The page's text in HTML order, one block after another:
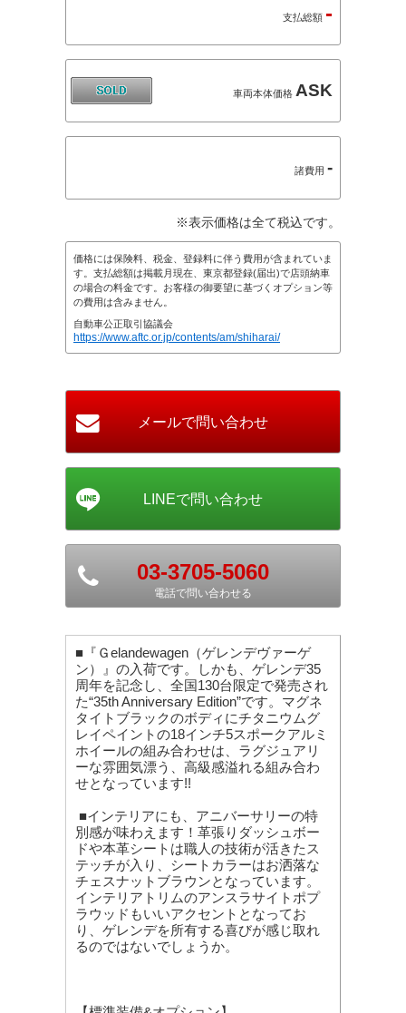
支払総額 -
車両本体価格 ASK
諸費用 -
※表示価格は全て税込です。
価格には保険料、税金、登録料に伴う費用が含まれていま
す。支払総額は掲載月現在、東京都登録(届出)で店頭納車
の場合の料金です。お客様の御要望に基づくオプション等
の費用は含みません。
自動車公正取引協議会
https://www.aftc.or.jp/contents/am/shiharai/
03-3705-5060
電話で問い合わせる
■『Ｇelandewagen（ゲレンデヴァーゲ
ン）』の入荷です。しかも、ゲレンデ35
周年を記念し、全国130台限定で発売され
た“35th Anniversary Edition”です。マグネ
タイトブラックのボディにチタニウムグ
レイペイントの18インチ5スポークアルミ
ホイールの組み合わせは、ラグジュアリ
ーな雰囲気漂う、高級感溢れる組み合わ
せとなっています!!
■インテリアにも、アニバーサリーの特
別感が味わえます！革張りダッシュボー
ドや本革シートは職人の技術が活きたス
テッチが入り、シートカラーはお洒落な
チェスナットブラウンとなっています。
インテリアトリムのアンスラサイトポプ
ラウッドもいいアクセントとなってお
り、ゲレンデを所有する喜びが感じ取れ
るのではないでしょうか。